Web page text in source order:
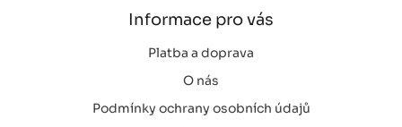
Informace pro vás
Platba a doprava
O nás
Podmínky ochrany osobních údajů